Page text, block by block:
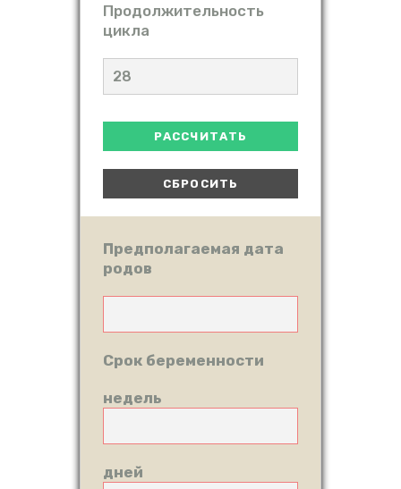
Продолжительность
цикла
Предполагаемая дата
родов
Срок беременности
недель
дней